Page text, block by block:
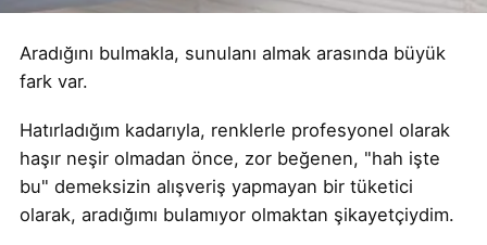
Aradığını bulmakla, sunulanı almak arasında büyük
fark var.
Hatırladığım kadarıyla, renklerle profesyonel olarak
haşır neşir olmadan önce, zor beğenen, "hah işte
bu" demeksizin alışveriş yapmayan bir tüketici
olarak, aradığımı bulamıyor olmaktan şikayetçiydim.